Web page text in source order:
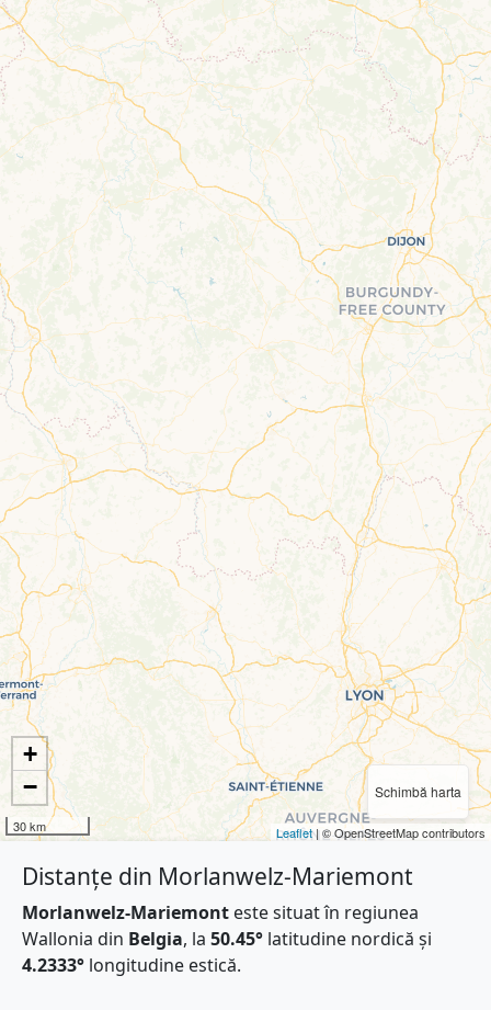
Schimbă harta
+
−
30 km Leaflet| © OpenStreetMap contributors
Distanțe din Morlanwelz-Mariemont
Morlanwelz-Mariemont este situat în regiunea
Wallonia din Belgia, la 50.45° latitudine nordică și
4.2333° longitudine estică.